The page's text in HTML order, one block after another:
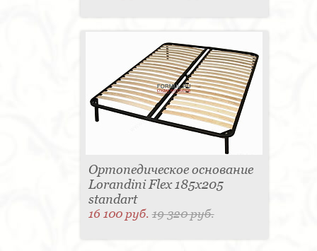
Ортопедическое основание
Lorandini Flex 185x205
standart
16 100 руб.19 320 руб.